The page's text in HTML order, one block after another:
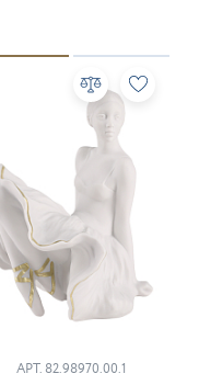
АРТ. 82.98970.00.1